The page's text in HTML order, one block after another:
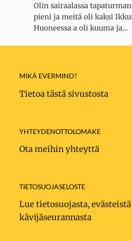
Olin sairaalassa
pieni ja meitä oli kaksi
Huoneessa a oli kuuma ja…
MIKÄ EVERMIND?
Tietoa tästä sivustosta
YHTEYDENOTTOLOMAKE
Ota meihin yhteyttä
TIETOSUOJASELOSTE
Lue tietosuojasta,
kävijäseurannasta